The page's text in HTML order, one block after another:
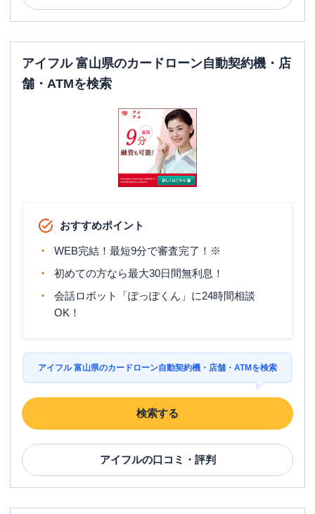
アイフル 富山県のカードローン自動契約機・店
舗・ATMを検索
おすすめポイント
WEB完結！最短9分で審査完了！※
初めての方なら最大30日間無利息！
会話ロボット「ぽっぽくん」に24時間相談
OK！
アイフル 富山県のカードローン自動契約機・店舗・ATMを検索
検索する
アイフルの口コミ・評判